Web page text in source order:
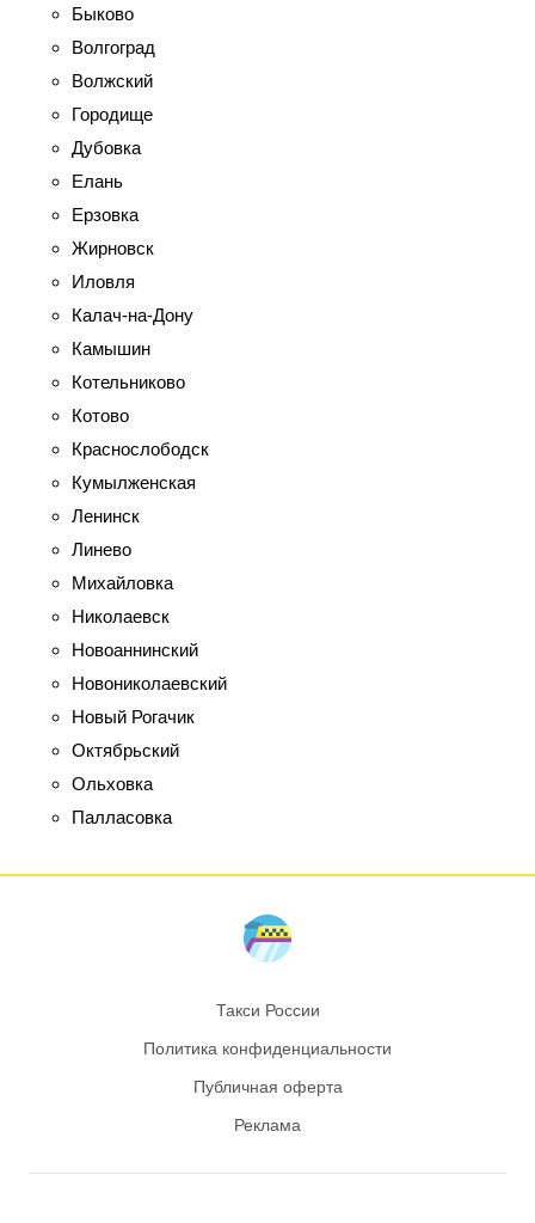
Быково
Волгоград
Волжский
Городище
Дубовка
Елань
Ерзовка
Жирновск
Иловля
Калач-на-Дону
Камышин
Котельниково
Котово
Краснослободск
Кумылженская
Ленинск
Линево
Михайловка
Николаевск
Новоаннинский
Новониколаевский
Новый Рогачик
Октябрьский
Ольховка
Палласовка
Такси России
Политика конфиденциальности
Публичная оферта
Реклама